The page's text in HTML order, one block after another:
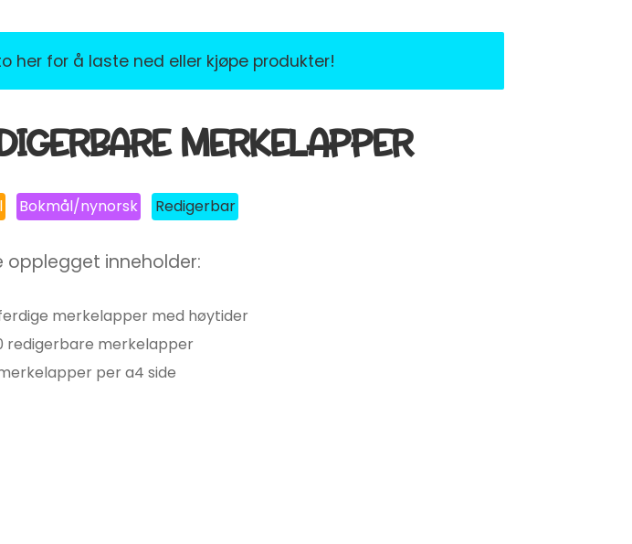
her for å laste ned eller kjøpe produkter!
MERKELAPPER
Bokmål/nynorsk Redigerbar
opplegget inneholder:
merkelapper med høytider
redigerbare merkelapper
per a4 side